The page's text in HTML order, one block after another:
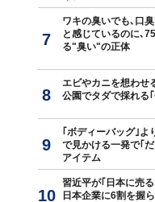
ワキの臭いでも､口
と感じているのに､
る"臭い"の正体
エビやカニを想わ
公園でタダで採れる
｢ボディーバッグ｣
で見かける一発で｢
アイテム
習近平が｢日本に売
日本企業に6割を握